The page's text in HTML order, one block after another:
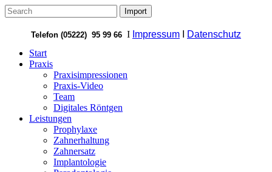
Telefon (05222) 95 99 66 I Impressum
Datenschutz
Start
Praxis
Praxisimpressionen
Praxis-Video
Team
Digitales Röntgen
Leistungen
Prophylaxe
Zahnerhaltung
Zahnersatz
Implantologie